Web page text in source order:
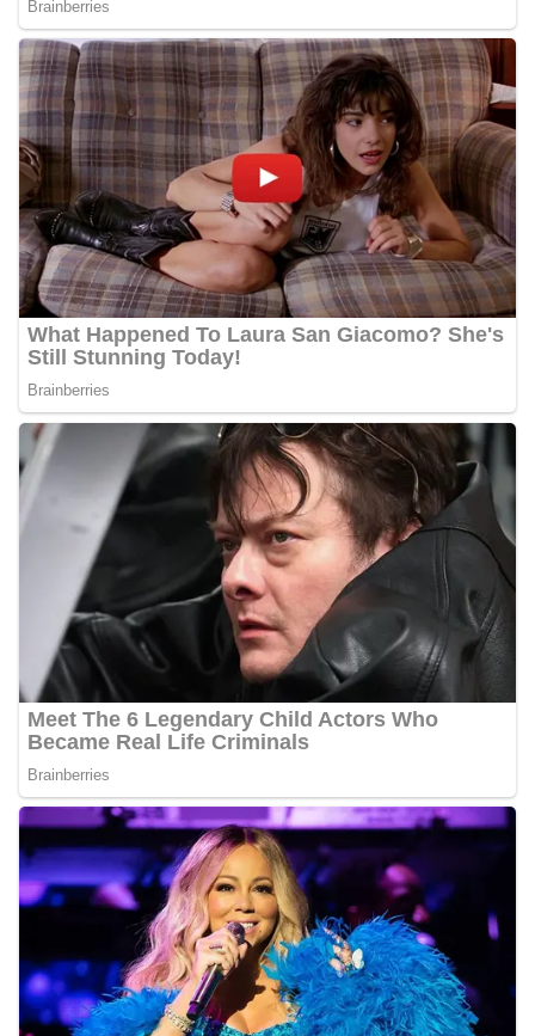
sambang ini adalah imbauan kepada warga untuk
memasang bendera Merah Putih secara penuh,
bukan setengah tiang, sebagai bentuk
penghormatan dan rasa cinta tanah air
menjelang perayaan HUT Kemerdekaan RI.
Petugas mengingatkan bahwa pemasangan
bendera dengan benar merupakan salah satu
wujud nyata partisipasi masyarakat dalam
memperingati hari bersejarah bangsa
Indonesia.‎‎”Kami mengimbau kepada seluruh
warga agar mulai mempersiapkan dan memasang
bendera Merah Putih di depan rumah masing-
masing secara penuh. Ini adalah bentuk
penghormatan kita bersama terhadap
perjuangan para pahlawan yang telah merebut
kemerdekaan,” ujar Aiptu Muliyadi Suraukur saat
berdialog dengan warga.‎‎Ia juga menambahkan
agar warga memperhatikan kondisi bendera yang
akan dikibarkan, memastikan bendera dalam
keadaan bersih, tidak sobek, dan layak untuk
dikibarkan sebagai simbol kehormatan
negara.‎‎‎Selain menyampaikan imbauan terkait
bendera, kegiatan sambang DDS ini juga
dimanfaatkan sebagai sarana deteksi dini (early
warning) guna mengantisipasi potensi gangguan
keamanan dan ketertiban masyarakat
(Kamtibmas) di lingkungan tempat tinggal warga.
Melalui interaksi langsung tersebut,
Bhabinkamtibmas dapat menghimpun informasi
awal terkait situasi sosial, potensi kerawanan,
maupun hal-hal yang dapat mengganggu
kondusivitas wilayah, khususnya menjelang
perayaan HUT Kemerdekaan RI yang biasanya
diwarnai dengan berbagai kegiatan dan
keramaian warga.‎‎Dengan adanya deteksi dini ini,
diharapkan potensi gangguan keamanan dapat
diantisipasi sejak awal sehingga situasi di
Kelurahan Sunggal tetap terjaga aman, tertib,
dan kondusif hingga puncak perayaan HUT
Kemerdekaan RI berlangsung.‎‎Wujud Kedekatan
Polri dengan Masyarakat‎Kegiatan sambang Door
to Door System ini merupakan salah satu bentuk
implementasi program Polri Presisi yang